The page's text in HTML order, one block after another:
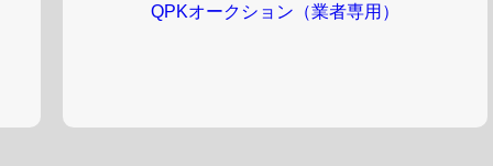
QPKオークション（業者専用）